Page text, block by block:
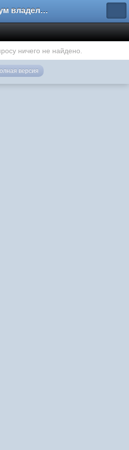
Форум владельцев интернет-магазинов
ничего не найдено.
версия